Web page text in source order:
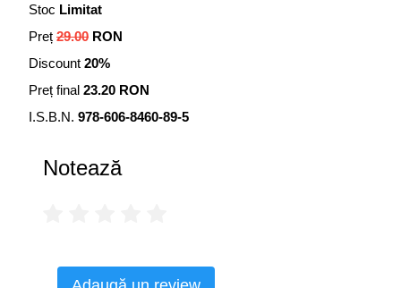
Stoc Limitat
Preț 29.00 RON
Discount 20%
Preț final 23.20 RON
I.S.B.N. 978-606-8460-89-5
Notează